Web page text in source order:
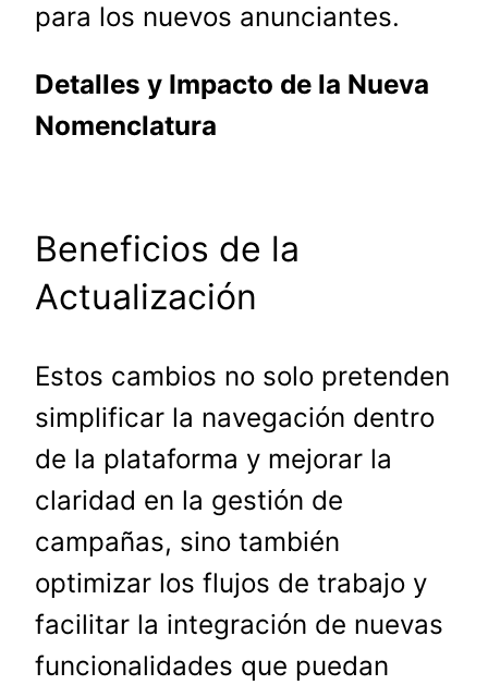
para los nuevos anunciantes.
Detalles y Impacto de la Nueva
Nomenclatura
Beneficios de la
Actualización
Estos cambios no solo pretenden
simplificar la navegación dentro
de la plataforma y mejorar la
claridad en la gestión de
campañas, sino también
optimizar los flujos de trabajo y
facilitar la integración de nuevas
funcionalidades que puedan